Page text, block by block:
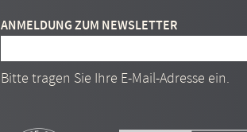
ANMELDUNG ZUM NEWSLETTER
Bitte tragen Sie Ihre E-Mail-Adresse ein.